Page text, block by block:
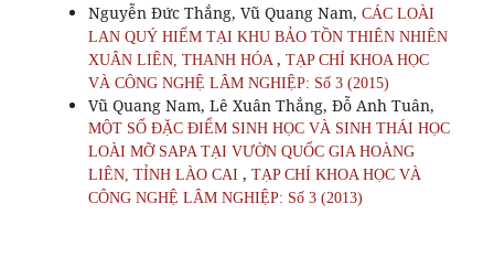
Nguyễn Đức Thắng, Vũ Quang Nam, CÁC LOÀI
LAN QUÝ HIẾM TẠI KHU BẢO TỒN THIÊN NHIÊN
XUÂN LIÊN, THANH HÓA , TẠP CHÍ KHOA HỌC
VÀ CÔNG NGHỆ LÂM NGHIỆP: Số 3 (2015)
Vũ Quang Nam, Lê Xuân Thắng, Đỗ Anh Tuân,
MỘT SỐ ĐẶC ĐIỂM SINH HỌC VÀ SINH THÁI HỌC
LOÀI MỠ SAPA TẠI VƯỜN QUỐC GIA HOÀNG
LIÊN, TỈNH LÀO CAI , TẠP CHÍ KHOA HỌC VÀ
CÔNG NGHỆ LÂM NGHIỆP: Số 3 (2013)